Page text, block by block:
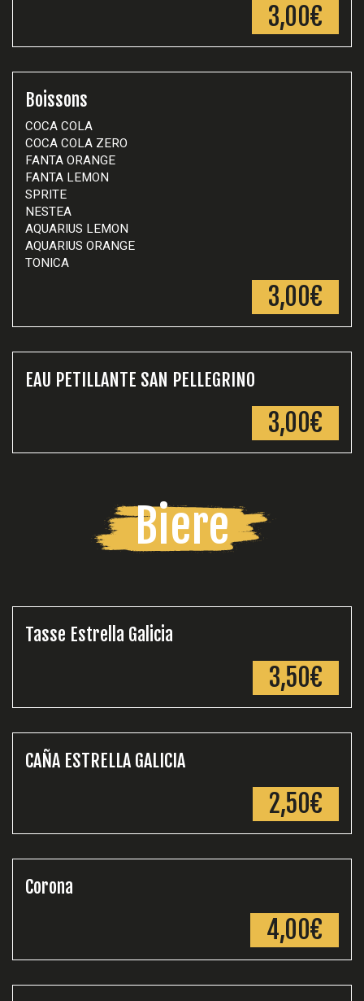
3,00€
Boissons
COCA COLA
COCA COLA ZERO
FANTA ORANGE
FANTA LEMON
SPRITE
NESTEA
AQUARIUS LEMON
AQUARIUS ORANGE
TONICA
3,00€
EAU PETILLANTE SAN PELLEGRINO
3,00€
Biere
Tasse Estrella Galicia
3,50€
CAÑA ESTRELLA GALICIA
2,50€
Corona
4,00€